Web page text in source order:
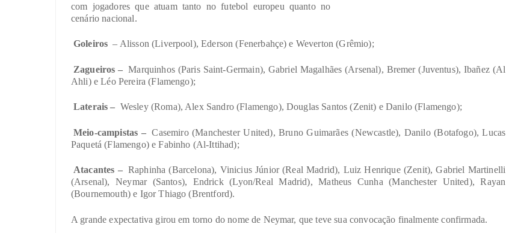
com jogadores que atuam tanto no futebol europeu quanto no
cenário nacional.
Goleiros – Alisson (Liverpool), Ederson (Fenerbahçe) e Weverton (Grêmio);
Zagueiros – Marquinhos (Paris Saint-Germain), Gabriel Magalhães (Arsenal), Bremer (Juventus), Ibañez (Al
Ahli) e Léo Pereira (Flamengo);
Laterais – Wesley (Roma), Alex Sandro (Flamengo), Douglas Santos (Zenit) e Danilo (Flamengo);
Meio-campistas – Casemiro (Manchester United), Bruno Guimarães (Newcastle), Danilo (Botafogo), Lucas
Paquetá (Flamengo) e Fabinho (Al-Ittihad);
Atacantes – Raphinha (Barcelona), Vinicius Júnior (Real Madrid), Luiz Henrique (Zenit), Gabriel Martinelli
(Arsenal), Neymar (Santos), Endrick (Lyon/Real Madrid), Matheus Cunha (Manchester United), Rayan
(Bournemouth) e Igor Thiago (Brentford).
A grande expectativa girou em torno do nome de Neymar, que teve sua convocação finalmente confirmada.